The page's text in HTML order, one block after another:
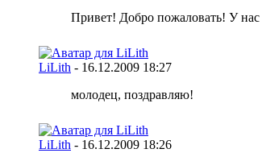
Привет! Добро пожаловать! У нас
LiLith - 16.12.2009 18:27
молодец, поздравляю!
LiLith - 16.12.2009 18:26